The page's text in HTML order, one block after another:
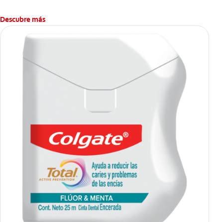
Descubre más